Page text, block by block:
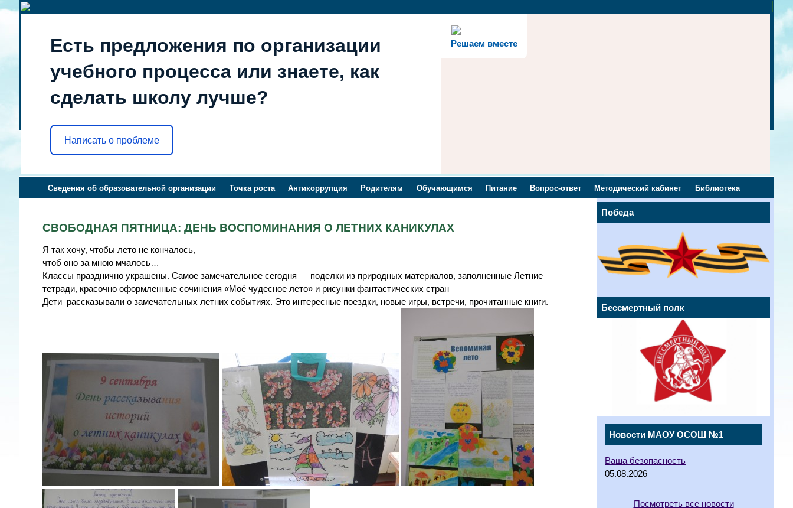
Решаем вместе
Есть предложения по организации
учебного процесса или знаете, как
сделать школу лучше?
Написать о проблеме
Сведения об образовательной организации Точка роста Антикоррупция Родителям Обучающимся Питание Вопрос-ответ Методический кабинет Библиотека
Победа
Бессмертный полк
Новости МАОУ ОСОШ №1
Ваша безопасность
05.08.2026
Посмотреть все новости
СВОБОДНАЯ ПЯТНИЦА: ДЕНЬ ВОСПОМИНАНИЯ О ЛЕТНИХ КАНИКУЛАХ
Я так хочу, чтобы лето не кончалось,
чтоб оно за мною мчалось…
Классы празднично украшены. Самое замечательное сегодня — поделки из природных материалов, заполненные Летние
тетради, красочно оформленные сочинения «Моё чудесное лето» и рисунки фантастических стран
Дети рассказывали о замечательных летних событиях. Это интересные поездки, новые игры, встречи, прочитанные книги.